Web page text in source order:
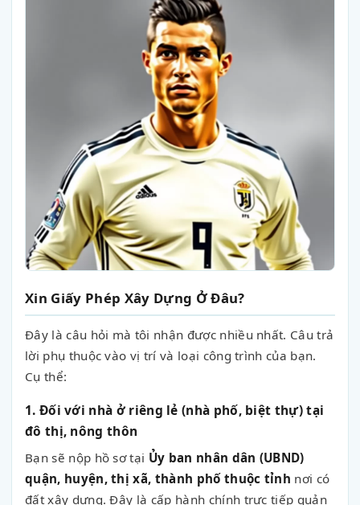
Xin Giấy Phép Xây Dựng Ở Đâu?
Đây là câu hỏi mà tôi nhận được nhiều nhất. Câu trả
lời phụ thuộc vào vị trí và loại công trình của bạn.
Cụ thể:
1. Đối với nhà ở riêng lẻ (nhà phố, biệt thự) tại
đô thị, nông thôn
Bạn sẽ nộp hồ sơ tại Ủy ban nhân dân (UBND)
quận, huyện, thị xã, thành phố thuộc tỉnh nơi có
đất xây dựng. Đây là cấp hành chính trực tiếp quản